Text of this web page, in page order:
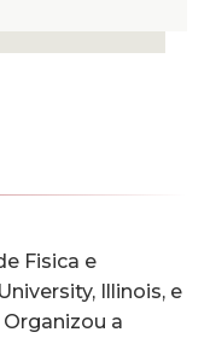
Fisica e
Illinois, e
a